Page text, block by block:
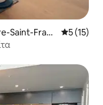
Saint-Franç
Μέση
5 (15)